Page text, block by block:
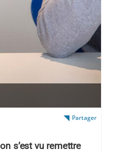
Partager
s’est vu remettre